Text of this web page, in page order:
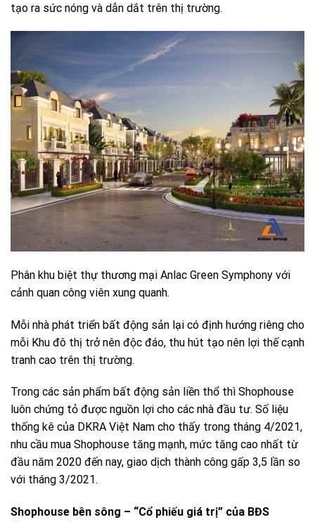
tạo ra sức nóng và dẫn dắt trên thị trường.
Phân khu biệt thự thương mại Anlac Green Symphony với
cảnh quan công viên xung quanh.
Mỗi nhà phát triển bất động sản lại có định hướng riêng cho
mỗi Khu đô thị trở nên độc đáo, thu hút tạo nên lợi thế cạnh
tranh cao trên thị trường.
Trong các sản phẩm bất động sản liền thổ thì Shophouse
luôn chứng tỏ được nguồn lợi cho các nhà đầu tư. Số liệu
thống kê của DKRA Việt Nam cho thấy trong tháng 4/2021,
nhu cầu mua Shophouse tăng mạnh, mức tăng cao nhất từ
đầu năm 2020 đến nay, giao dịch thành công gấp 3,5 lần so
với tháng 3/2021.
Shophouse bên sông – “Cổ phiếu giá trị” của BĐS